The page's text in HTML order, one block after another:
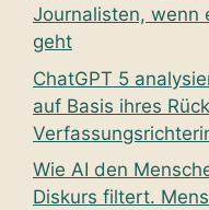
Journalisten, wenn
geht
ChatGPT 5
auf Basis ihres
Wie AI den
Diskurs filtert.